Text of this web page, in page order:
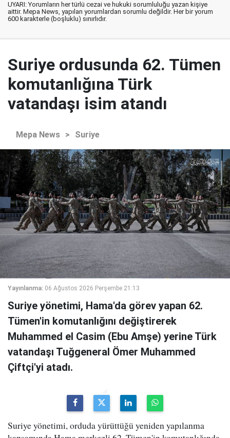
UYARI: Yorumların her türlü cezai ve hukuki sorumluluğu yazan kişiye
aittir. Mepa News, yapılan yorumlardan sorumlu değildir. Her bir yorum
600 karakterle (boşluklu) sınırlıdır.
Suriye ordusunda 62. Tümen
komutanlığına Türk
vatandaşı isim atandı
Mepa News > Suriye
Yayınlanma: 06 Ağustos 2026 Perşembe 21:13
Suriye yönetimi, Hama'da görev yapan 62.
Tümen'in komutanlığını değiştirerek
Muhammed el Casim (Ebu Amşe) yerine Türk
vatandaşı Tuğgeneral Ömer Muhammed
Çiftçi'yi atadı.
Suriye yönetimi, orduda yürüttüğü yeniden yapılanma